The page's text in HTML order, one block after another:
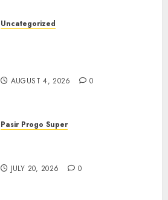
Uncategorized
AUGUST 4, 2026 0
Pasir Progo Super
JULY 20, 2026 0